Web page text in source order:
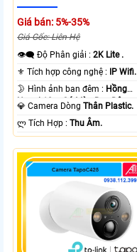
Giá bán: 5%-35%
Giá Gốc: Liên Hệ
👁️‍🗨 Độ Phân giải :2K Lite .
⚜️ Tích hợp công nghệ :
IP Wifi.
🌛 Hình ảnh ban đêm : Hồng
Ngoại 10m Có Màu Ban Ðêm.
💎 Camera DòngThân Plastic.
️ლ Tích Hợp :Thu Âm.